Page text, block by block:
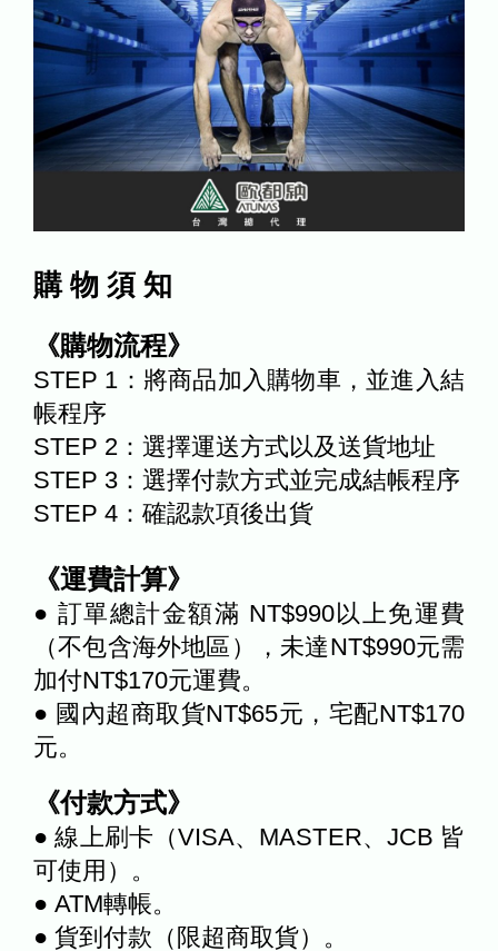
購 物 須 知
《購物流程》
STEP 1：將商品加入購物車，並進入結
帳程序
STEP 2：選擇運送方式以及送貨地址
STEP 3：選擇付款方式並完成結帳程序
STEP 4：確認款項後出貨
《運費計算》
● 訂單總計金額滿 NT$990以上免運費
（不包含海外地區），未達NT$990元需
加付NT$170元運費。
● 國內超商取貨NT$65元，宅配NT$170
元。
《付款方式》
● 線上刷卡（VISA、MASTER、JCB 皆
可使用）。
● ATM轉帳。
● 貨到付款（限超商取貨）。